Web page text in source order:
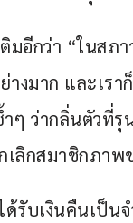
มอีกว่า “ในสภ
างมาก และเ
ำๆ ว่ากลิ่นตัวที่
เลิกสมาชิกภา
รับเงินคืนเป็